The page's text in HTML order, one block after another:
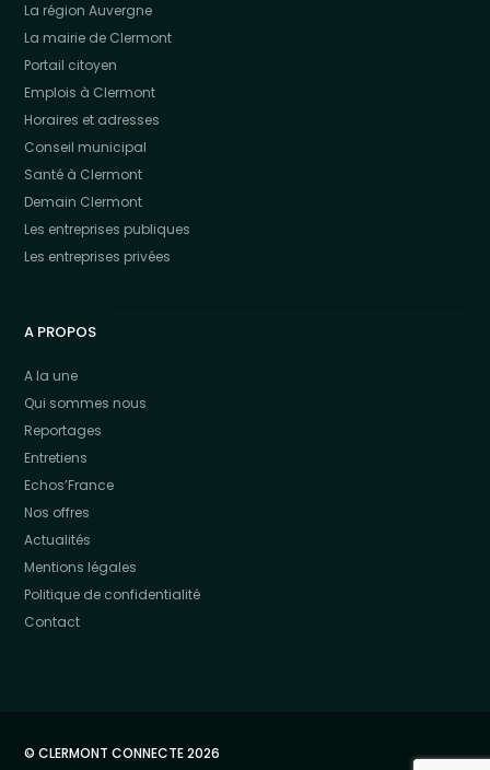
La région Auvergne
La mairie de Clermont
Portail citoyen
Emplois à Clermont
Horaires et adresses
Conseil municipal
Santé à Clermont
Demain Clermont
Les entreprises publiques
Les entreprises privées
A PROPOS
A la une
Qui sommes nous
Reportages
Entretiens
Echos’France
Nos offres
Actualités
Mentions légales
Politique de confidentialité
Contact
© CLERMONT CONNECTE 2026